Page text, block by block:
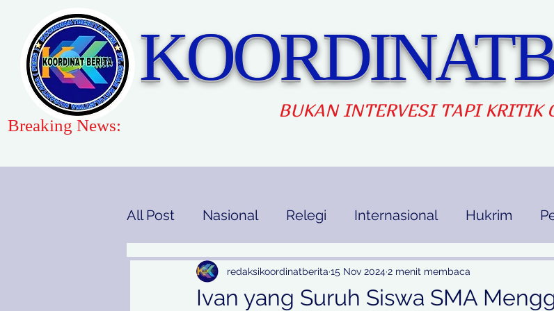
BUKAN INTERVESI TAPI KRITIK
Breaking News:
All Post Nasional Relegi Internasional Hukrim
Gaya Hidup Pendidikan Ekbis Opini
Ivan yang Suruh Siswa SMA
redaksikoordinatberita 15 Nov 20242 menit membaca